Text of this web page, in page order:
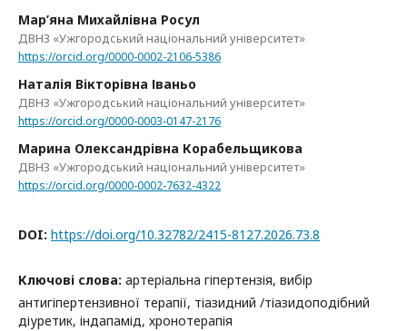
Мар’яна Михайлівна Росул
ДВНЗ «Ужгородський національний університет»
https://orcid.org/0000-0002-2106-5386
Наталія Вікторівна Іваньо
ДВНЗ «Ужгородський національний університет»
https://orcid.org/0000-0003-0147-2176
Марина Олександрівна Корабельщикова
ДВНЗ «Ужгородський національний університет»
https://orcid.org/0000-0002-7632-4322
DOI: https://doi.org/10.32782/2415-8127.2026.73.8
Ключові слова: артеріальна гіпертензія, вибір
антигіпертензивної терапії, тіазидний /тіазидоподібний
діуретик, індапамід, хронотерапія